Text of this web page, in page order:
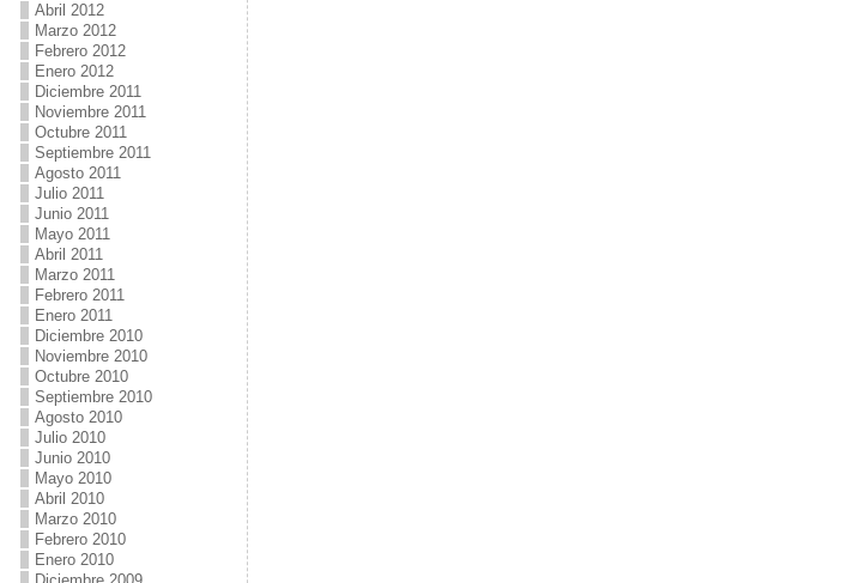
Abril 2012
Marzo 2012
Febrero 2012
Enero 2012
Diciembre 2011
Noviembre 2011
Octubre 2011
Septiembre 2011
Agosto 2011
Julio 2011
Junio 2011
Mayo 2011
Abril 2011
Marzo 2011
Febrero 2011
Enero 2011
Diciembre 2010
Noviembre 2010
Octubre 2010
Septiembre 2010
Agosto 2010
Julio 2010
Junio 2010
Mayo 2010
Abril 2010
Marzo 2010
Febrero 2010
Enero 2010